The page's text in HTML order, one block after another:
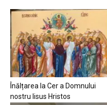
Înălțarea la Cer a Domnului
nostru Iisus Hristos